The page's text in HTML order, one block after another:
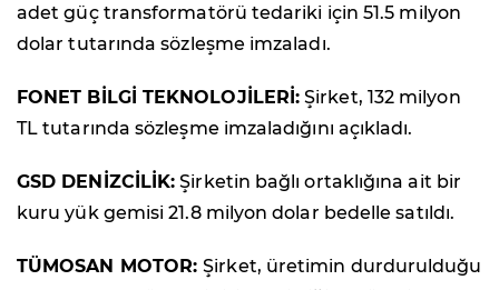
adet güç transformatörü tedariki için 51.5 milyon
dolar tutarında sözleşme imzaladı.
FONET BİLGİ TEKNOLOJİLERİ: Şirket, 132 milyon
TL tutarında sözleşme imzaladığını açıkladı.
GSD DENİZCİLİK: Şirketin bağlı ortaklığına ait bir
kuru yük gemisi 21.8 milyon dolar bedelle satıldı.
TÜMOSAN MOTOR:Şirket, üretimin durdurulduğu